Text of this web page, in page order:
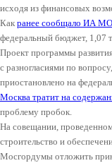
исходя из финансовых
Как ранее сообщало ИА
федеральный бюджет, 1,07
Проект программы
с разногласиями по
приостановлено на
Москва тратит на
проблему пробок.
На совещании,
строительство и
Мосгордумы отложить